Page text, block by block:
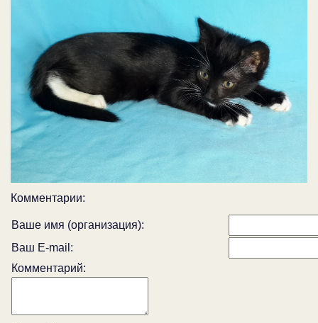
Комментарии:
Ваше имя (организация):
Ваш E-mail:
Комментарий: